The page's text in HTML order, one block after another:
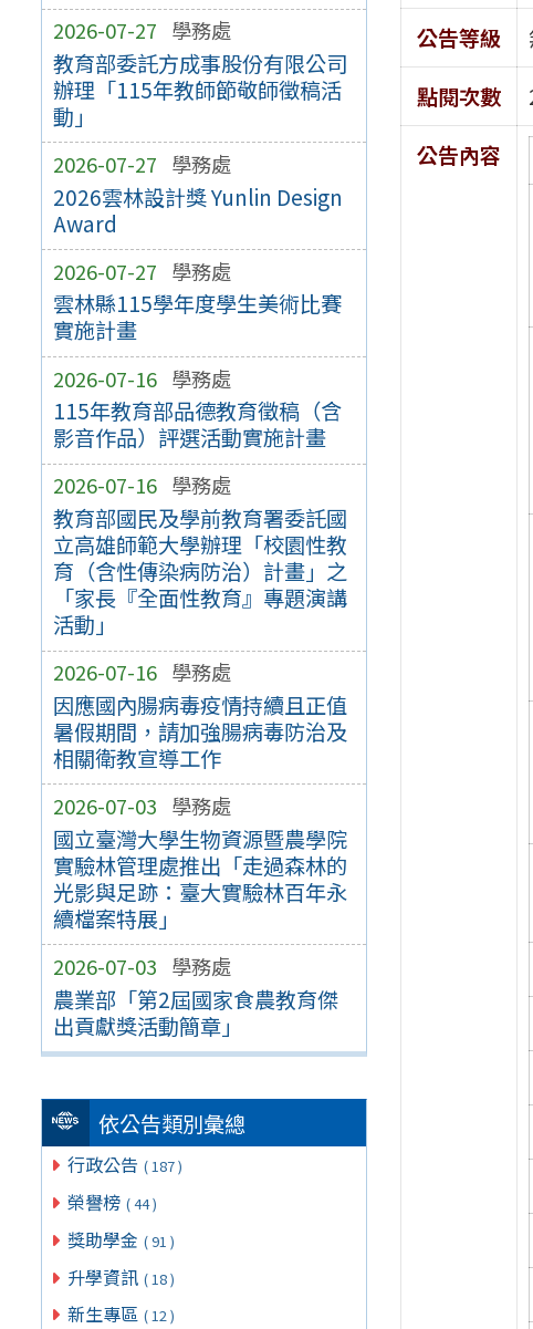
2026-07-27 學務處
教育部委託方成事股份有限公司
辦理「115年教師節敬師徵稿活
動」
2026-07-27 學務處
2026雲林設計獎 Yunlin Design
Award
2026-07-27 學務處
雲林縣115學年度學生美術比賽
實施計畫
2026-07-16 學務處
115年教育部品德教育徵稿（含
影音作品）評選活動實施計畫
2026-07-16 學務處
教育部國民及學前教育署委託國
立高雄師範大學辦理「校園性教
育（含性傳染病防治）計畫」之
「家長『全面性教育』專題演講
活動」
2026-07-16 學務處
因應國內腸病毒疫情持續且正值
暑假期間，請加強腸病毒防治及
相關衛教宣導工作
2026-07-03 學務處
國立臺灣大學生物資源暨農學院
實驗林管理處推出「走過森林的
光影與足跡：臺大實驗林百年永
續檔案特展」
2026-07-03 學務處
農業部「第2屆國家食農教育傑
出貢獻獎活動簡章」
依公告類別彙總
行政公告 ( 187 )
榮譽榜 ( 44 )
獎助學金 ( 91 )
升學資訊 ( 18 )
新生專區 ( 12 )
公告等級
點閱次數
公告內容